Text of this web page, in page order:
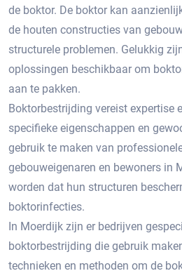
de boktor.​ De boktor kan
de houten constructies van
structurele problemen.​ Gelukkig
oplossingen beschikbaar om
aan te pakken.​
Boktorbestrijding vereist expertise
specifieke eigenschappen en
gebruik te maken van
gebouweigenaren en bewoners in
worden dat hun structuren
boktorinfecties.
In Moerdijk zijn er bedrijven
boktorbestrijding die gebruik
technieken en methoden om de